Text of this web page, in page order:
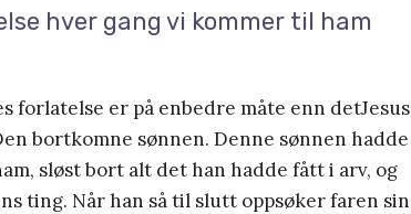
hver gang vi kommer til ham
forlatelse er på enbedre måte enn detJesus
bortkomne sønnen. Denne sønnen hadde
sløst bort alt det han hadde fått i arv, og
ting. Når han så til slutt oppsøker faren sin